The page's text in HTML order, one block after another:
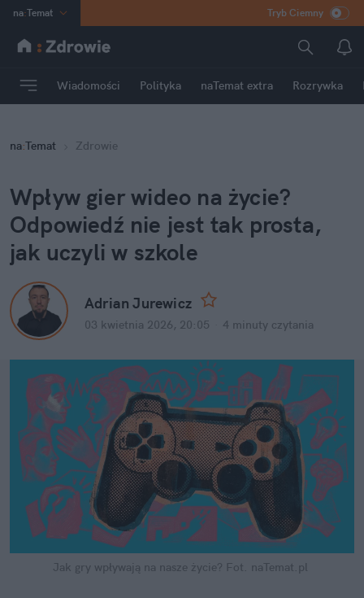
na:Temat
INN Poland
mama
Rozrywka
Tryb Ciemny
Wiadomości Polityka naTemat extra Rozrywka
na:Temat Zdrowie
Wpływ gier wideo na życie?
Odpowiedź nie jest tak prosta,
jak uczyli w szkole
Adrian Jurewicz
03 kwietnia 2026, 20:05 4 minuty czytania
Jak gry wpływają na nasze życie? Fot. naTemat.pl